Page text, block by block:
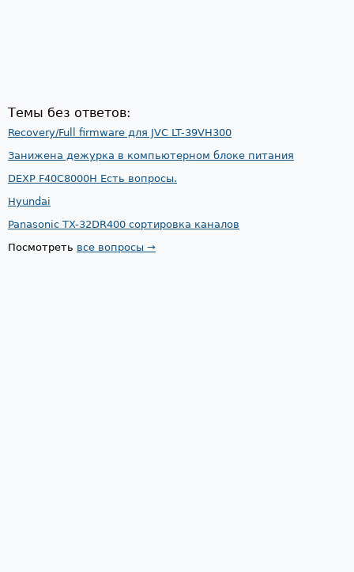
Темы без ответов:
Recovery/Full firmware для JVC LT-39VH300
Занижена дежурка в компьютерном блоке питания
DEXP F40C8000H Есть вопросы.
Hyundai
Panasonic TX-32DR400 сортировка каналов
Посмотреть все вопросы →